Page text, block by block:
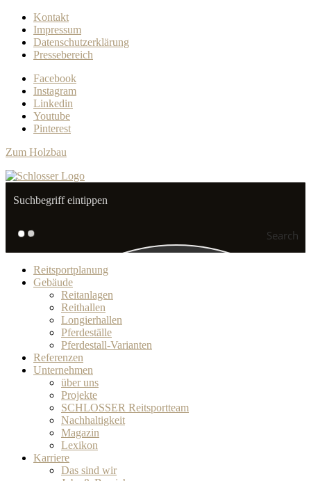
Kontakt
Impressum
Datenschutzerklärung
Pressebereich
Facebook
Instagram
Linkedin
Youtube
Pinterest
Zum Holzbau
Search
Reitsportplanung
Gebäude
Reitanlagen
Reithallen
Longierhallen
Pferdeställe
Pferdestall-Varianten
Referenzen
Unternehmen
über uns
Projekte
SCHLOSSER Reitsportteam
Nachhaltigkeit
Magazin
Lexikon
Karriere
Das sind wir